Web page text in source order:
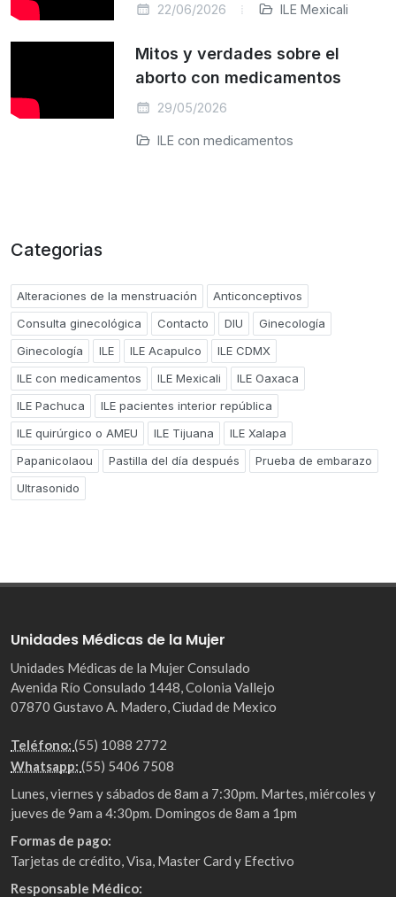
22/06/2026 ILE Mexicali
Mitos y verdades sobre el
aborto con medicamentos
29/05/2026
ILE con medicamentos
Categorias
Alteraciones de la menstruación
Anticonceptivos
Consulta ginecológica
Contacto DIU
Ginecología
Ginecología
ILE ILE Acapulco
ILE CDMX
ILE con medicamentos
ILE Mexicali
ILE Oaxaca
ILE Pachuca
ILE pacientes interior república
ILE quirúrgico o AMEU
ILE Tijuana
ILE Xalapa
Papanicolaou
Pastilla del día después
Prueba de embarazo
Ultrasonido
Unidades Médicas de la Mujer
Unidades Médicas de la Mujer Consulado
Avenida Río Consulado 1448, Colonia Vallejo
07870 Gustavo A. Madero, Ciudad de Mexico
Teléfono: (55) 1088 2772
Whatsapp: (55) 5406 7508
Lunes, viernes y sábados de 8am a 7:30pm. Martes, miércoles y
jueves de 9am a 4:30pm. Domingos de 8am a 1pm
Formas de pago:
Tarjetas de crédito, Visa, Master Card y Efectivo
Responsable Médico: